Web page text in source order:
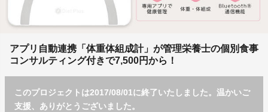
アプリ自動連携「体重体組成計」が管理栄養士の個別食事
コンサルティング付きで7,500円から！
このプロジェクトは2017/08/01に終了いたしました。温かいご
支援、ありがとうございました。